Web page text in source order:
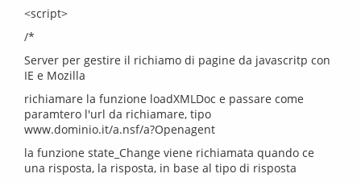
<script>
/*
Server per gestire il richiamo di pagine da javascritp con
IE e Mozilla
richiamare la funzione loadXMLDoc e passare come
paramtero l'url da richiamare, tipo
www.dominio.it/a.nsf/a?Openagent
la funzione state_Change viene richiamata quando ce
una risposta, la risposta, in base al tipo di risposta